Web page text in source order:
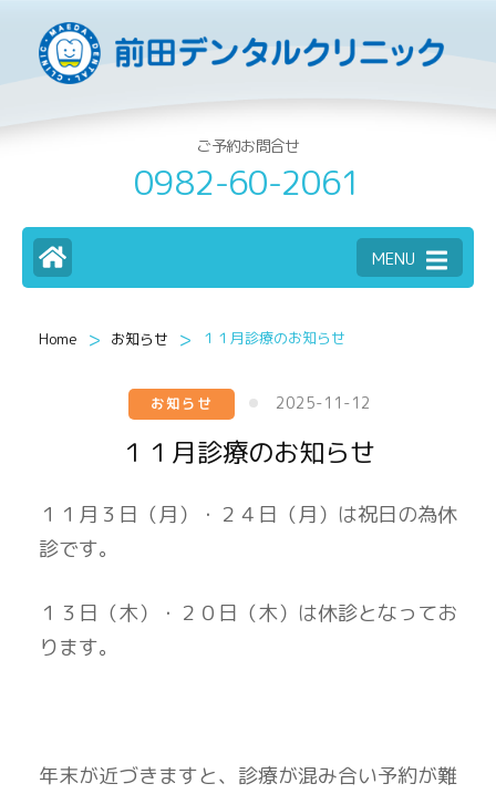
ご予約お問合せ
0982-60-2061
MENU
Home > お知らせ > １１月診療のお知らせ
お知らせ 2025-11-12
１１月診療のお知らせ
１１月３日（月）・２４日（月）は祝日の為休
診です。
１３日（木）・２０日（木）は休診となってお
ります。
年末が近づきますと、診療が混み合い予約が難